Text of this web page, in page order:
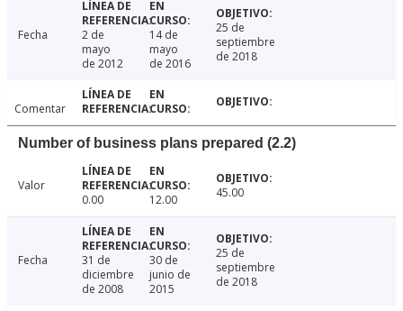
Fecha
2 de
mayo
de 2012
14 de
mayo
de 2016
25 de
septiembre
de 2018
Comentar
Number of business plans prepared (2.2)
Valor
0.00
12.00 45.00
Fecha
31 de
diciembre
de 2008
30 de
junio de
2015
25 de
septiembre
de 2018